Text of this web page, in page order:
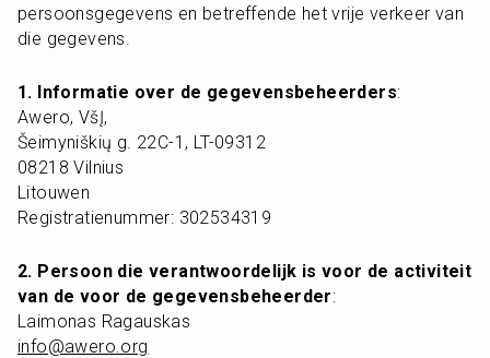
persoonsgegevens en betreffende het vrije verkeer van
die gegevens.
1. Informatie over de gegevensbeheerders:
Awero, VšĮ,
Šeimyniškių g. 22C-1, LT-09312
08218 Vilnius
Litouwen
Registratienummer: 302534319
2. Persoon die verantwoordelijk is voor de activiteit
van de voor de gegevensbeheerder:
info@awero.org